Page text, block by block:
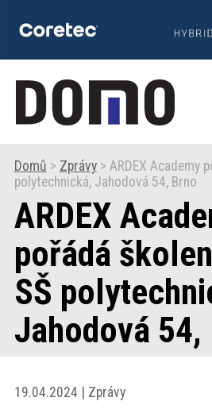
TIPY
Zprávy
Praxe
Fotogalerie
Produkty
Prodejní
Domů > Zprávy> ARDEX Academy
polytechnická, Jahodová 54, Brno
ARDEX
pořádá
SŠ
Jahodová 54,
19.04.2024 | Zprávy